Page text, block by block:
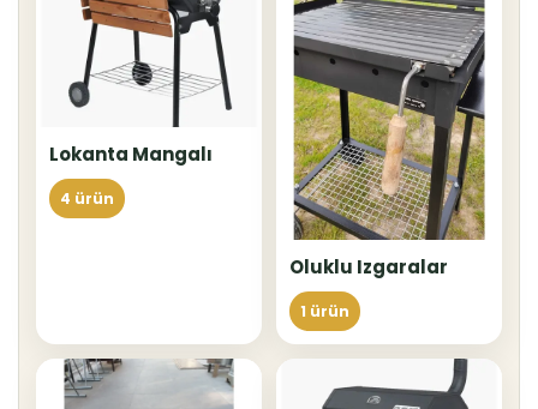
Lokanta Mangalı
4 ürün
Oluklu Izgaralar
1 ürün